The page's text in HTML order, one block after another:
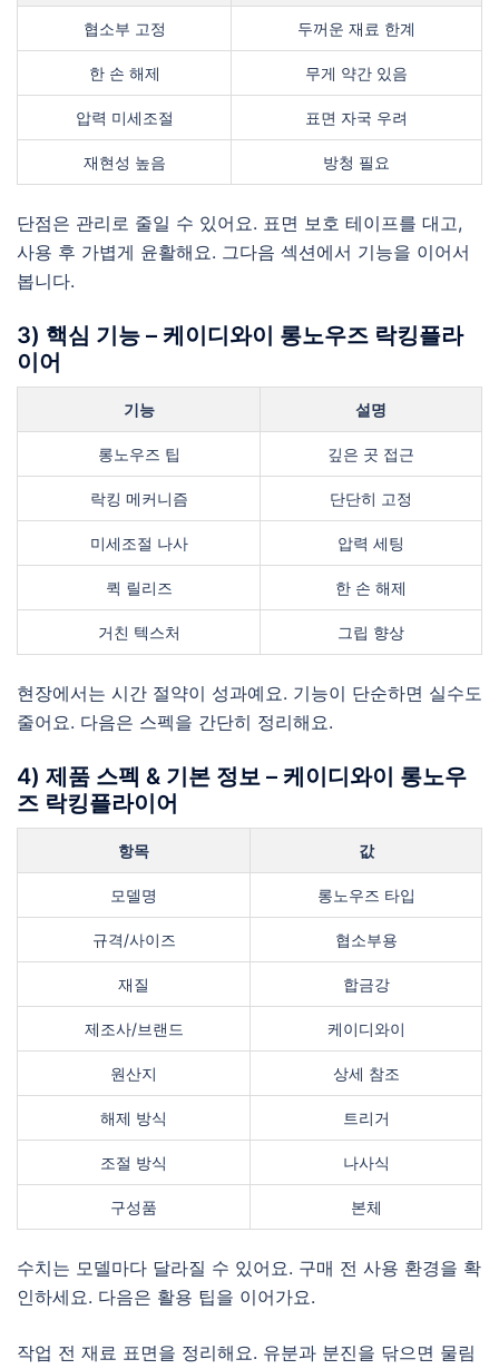
협소부 고정 두꺼운 재료 한계
한 손 해제 무게 약간 있음
압력 미세조절 표면 자국 우려
재현성 높음 방청 필요
단점은 관리로 줄일 수 있어요. 표면 보호 테이프를 대고,
사용 후 가볍게 윤활해요. 그다음 섹션에서 기능을 이어서
봅니다.
3) 핵심 기능 – 케이디와이 롱노우즈 락킹플라
이어
기능 설명
롱노우즈 팁 깊은 곳 접근
락킹 메커니즘 단단히 고정
미세조절 나사 압력 세팅
퀵 릴리즈 한 손 해제
거친 텍스처 그립 향상
현장에서는 시간 절약이 성과예요. 기능이 단순하면 실수도
줄어요. 다음은 스펙을 간단히 정리해요.
4) 제품 스펙 & 기본 정보 – 케이디와이 롱노우
즈 락킹플라이어
항목 값
모델명 롱노우즈 타입
규격/사이즈 협소부용
재질 합금강
제조사/브랜드 케이디와이
원산지 상세 참조
해제 방식 트리거
조절 방식 나사식
구성품 본체
수치는 모델마다 달라질 수 있어요. 구매 전 사용 환경을 확
인하세요. 다음은 활용 팁을 이어가요.
작업 전 재료 표면을 정리해요. 유분과 분진을 닦으면 물림